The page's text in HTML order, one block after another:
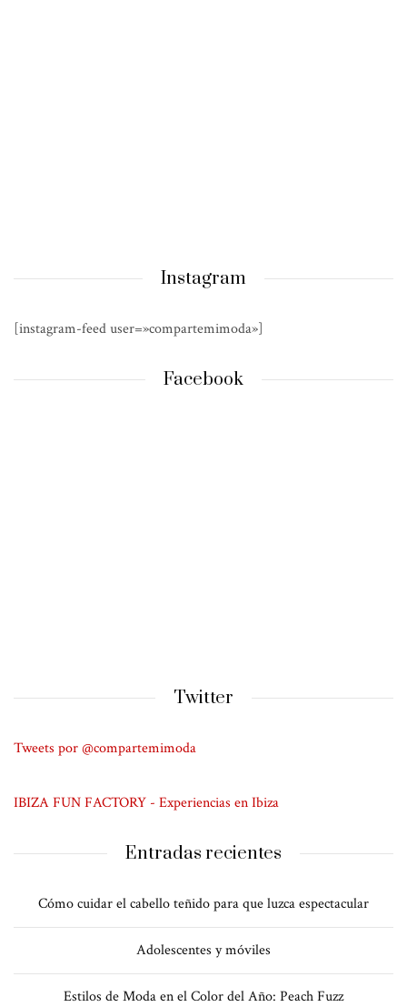
Instagram
[instagram-feed user=»compartemimoda»]
Facebook
Twitter
Tweets por @compartemimoda
IBIZA FUN FACTORY - Experiencias en Ibiza
Entradas recientes
Cómo cuidar el cabello teñido para que luzca espectacular
Adolescentes y móviles
Estilos de Moda en el Color del Año: Peach Fuzz